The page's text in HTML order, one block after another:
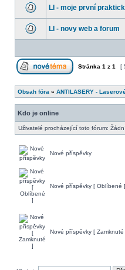
LI - moje první
LI - novy web a forum
Stránka 1 z 1 [
Obsah fóra » ANTILASERY -
Kdo je online
Uživatelé procházející toto fórum:
Nové příspěvky
Nové příspěvky [ Oblíbené ]
Nové příspěvky [ Zamknuté